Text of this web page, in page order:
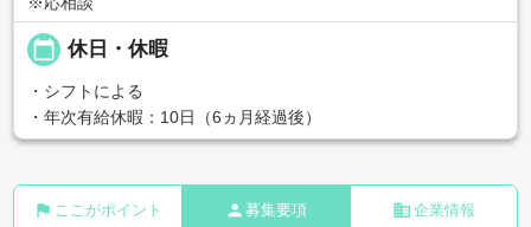
calendar_today 休日・休暇
・シフトによる
・年次有給休暇：10日（6ヵ月経過後）
flag ここがポイント person 募集要項 business 企業情報